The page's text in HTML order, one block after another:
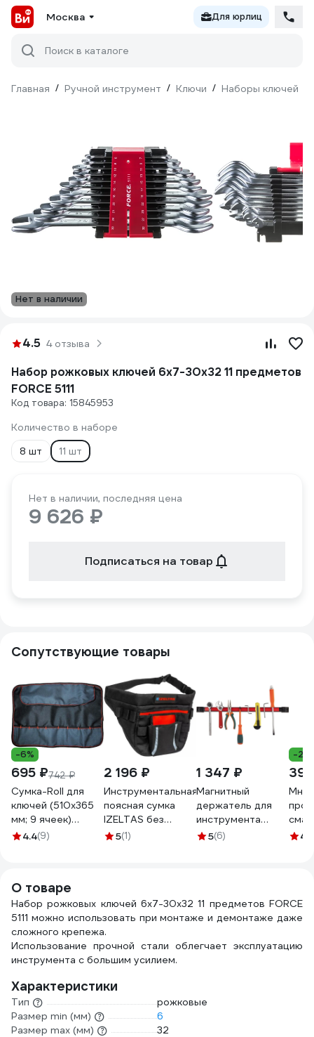
Москва Для юрлиц
Поиск в каталоге
Главная / Ручной инструмент / Ключи / Наборы ключей
Нет в наличии
4.5 4 отзыва
Набор рожковых ключей 6х7-30х32 11 предметов
FORCE 5111
Код товара: 15845953
Количество в наборе
8 шт
11 шт
Нет в наличии, последняя цена
9 626 ₽
Подписаться на товар
Сопутствующие товары
-6%
695 ₽742 ₽
Сумка-Roll для
ключей (510х365
мм; 9 ячеек)
Сорокин 27.11
4.4(9)
2 196 ₽
Инструментальная
поясная сумка
IZELTAS без
инструментов
5(1)
1 347 ₽
Магнитный
держатель для
инструмента
Оберон 600 мм
5(6)
-
4.3
О товаре
Набор рожковых ключей 6х7-30х32 11 предметов FORCE
5111 можно использовать при монтаже и демонтаже даже
сложного крепежа.
Использование прочной стали облегчает эксплуатацию
инструмента с большим усилием.
Характеристики
Тип
рожковые
Размер min (мм)
6
Размер max (мм)
32